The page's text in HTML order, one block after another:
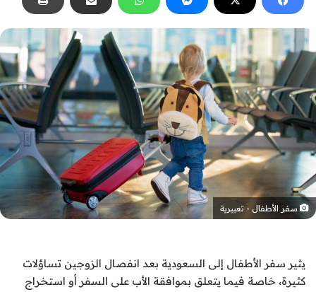
سفر الأطفال - تعبيرية
يثير سفر الأطفال إلى السعودية بعد انفصال الزوجين تساؤلات
كثيرة، خاصة فيما يتعلق بموافقة الأب على السفر أو استخراج